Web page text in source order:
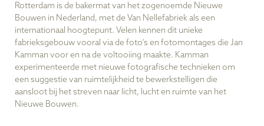
Rotterdam is de bakermat van het zogenoemde Nieuwe
Bouwen in Nederland, met de Van Nellefabriek als een
internationaal hoogtepunt. Velen kennen dit unieke
fabrieksgebouw vooral via de foto’s en fotomontages die Jan
Kamman voor en na de voltooiing maakte. Kamman
experimenteerde met nieuwe fotografische technieken om
een suggestie van ruimtelijkheid te bewerkstelligen die
aansloot bij het streven naar licht, lucht en ruimte van het
Nieuwe Bouwen.